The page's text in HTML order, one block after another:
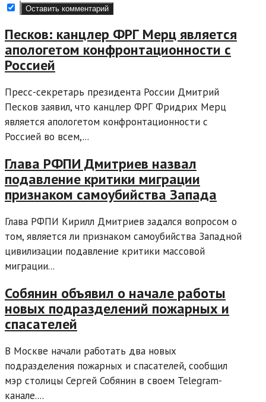
Песков: канцлер ФРГ Мерц является
апологетом конфронтационности с
Россией
Пресс-секретарь президента России Дмитрий
Песков заявил, что канцлер ФРГ Фридрих Мерц
является апологетом конфронтационности с
Россией во всем,...
Глава РФПИ Дмитриев назвал
подавление критики миграции
признаком самоубийства Запада
Глава РФПИ Кирилл Дмитриев задался вопросом о
том, является ли признаком самоубийства Западной
цивилизации подавление критики массовой
миграции...
Собянин объявил о начале работы
новых подразделений пожарных и
спасателей
В Москве начали работать два новых
подразделения пожарных и спасателей, сообщил
мэр столицы Сергей Собянин в своем Telegram-
канале....